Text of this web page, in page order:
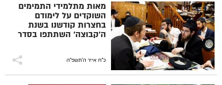
מאות מתלמידי התמימים
השוקדים על לימודם
בחצרות קודשנו בשנת
ה'קבוצה' השתתפו בסדר
שיחות והשתתפו בהגרלה
על דולר של הרבי (צילום:
צבי לבנהרץ)
כ"ח אייר ה׳תשפ״ה